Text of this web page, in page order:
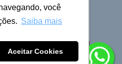
você
Saiba mais
Aceitar Cookies
© 2025 Cruzeiro do Sul